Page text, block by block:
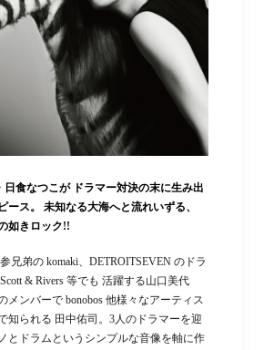
日食なつこが ドラマー対決の末に生み出
ース。 未知なる大海へと流れいずる、
如きロック!!
兄弟の komaki、DETROITSEVEN のドラ
& Rivers 等でも 活躍する山口美代
メンバーで bonobos 他様々なアーティス
知られる 田中佑司。3人のドラマーを迎
とドラムというシンプルな音像を軸に作